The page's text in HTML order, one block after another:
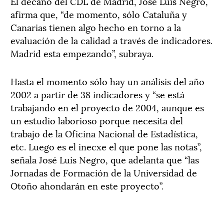
afirma que, “de momento, sólo Cataluña y
Canarias tienen algo hecho en torno a la
evaluación de la calidad a través de indicadores.
Madrid esta empezando”, subraya.
Hasta el momento sólo hay un análisis del año
2002 a partir de 38 indicadores y “se está
trabajando en el proyecto de 2004, aunque es
un estudio laborioso porque necesita del
trabajo de la Oficina Nacional de Estadística,
etc. Luego es el inecxe el que pone las notas”,
señala José Luis Negro, que adelanta que “las
Jornadas de Formación de la Universidad de
Otoño ahondarán en este proyecto”.